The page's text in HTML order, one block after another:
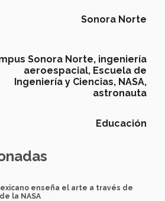
Sonora Norte
Sonora Norte, ingeniería
aeroespacial, Escuela de
Ingeniería y Ciencias, NASA,
astronauta
Educación
enseña el arte a través de
la NASA